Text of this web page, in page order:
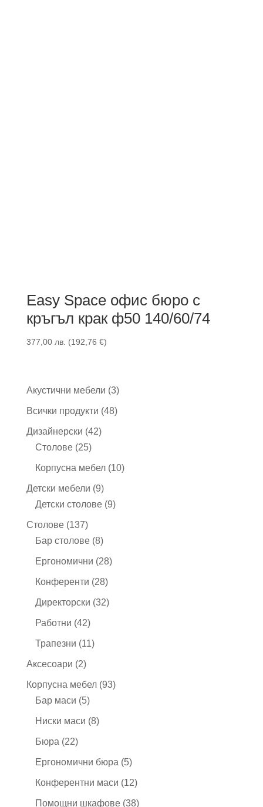
Easy Space офис бюро с
кръгъл крак ф50 140/60/74
377,00 лв. (192,76 €)
Акустични мебели 33
продукта
Всички продукти 4848
Дизайнерски 4242
Столове 2525
продукта
Корпусна мебел 1010
Детски мебели 99
продукта
Детски столове 99
Столове 137137
продукта
Бар столове 88
продукта
Ергономични 2828
Конференти 2828
продукта
Директорски 3232
Работни 4242
продукта
Трапезни 1111
Аксесоари 22
продукта
Корпусна мебел 9393
Бар маси 55
продукта
Ниски маси 88
Бюра 2222
продукта
Ергономични бюра 55
продукта
Конферентни маси 1212
продукта
Помощни шкафове 3838